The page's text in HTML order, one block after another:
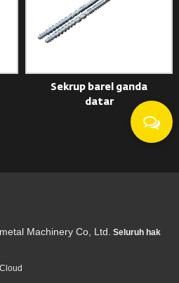
Sekrup barel ganda
datar
Machinery Co, Ltd. Seluruh hak